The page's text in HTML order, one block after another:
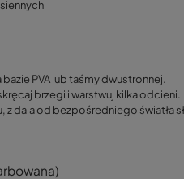
PVA lub taśmy dwustronnej.
brzegi i warstwuj kilka odcieni.
z dala od bezpośredniego światła